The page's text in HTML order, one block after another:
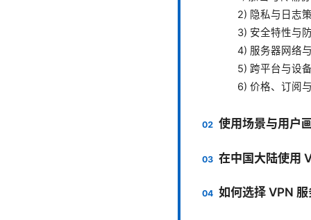
2) 隐私与日志
3) 安全特性与
4) 服务器网络
5) 跨平台与设
6) 价格、订阅
使用场景与用户
在中国大陆使用
如何选择 VPN